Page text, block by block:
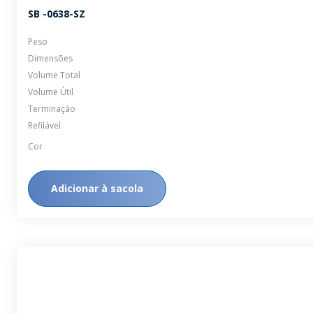
SB -0638-SZ
Peso
Dimensões
Volume Total
Volume Útil
Terminação
Refilável
Cor
Adicionar à sacola